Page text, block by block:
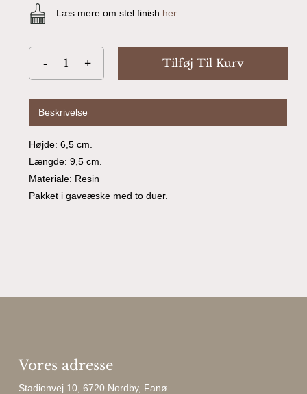
Ingen varer i kurven.
Go To Shop
Læs mere om stel finish her.
Tilføj Til Kurv
Beskrivelse
Højde: 6,5 cm.
Længde: 9,5 cm.
Materiale: Resin
Pakket i gaveæske med to duer.
Vores adresse
Stadionvej 10, 6720 Nordby, Fanø